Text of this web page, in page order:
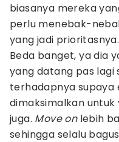
biasanya mereka
perlu menebak-
yang jadi prioritasnya.
Beda banget, ya dia
yang datang pas lagi
terhadapnya supaya
dimaksimalkan
juga. Move onlebih
sehingga selalu